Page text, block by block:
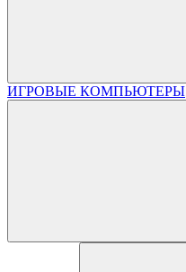
ИГРОВЫЕ КОМПЬЮТЕРЫ